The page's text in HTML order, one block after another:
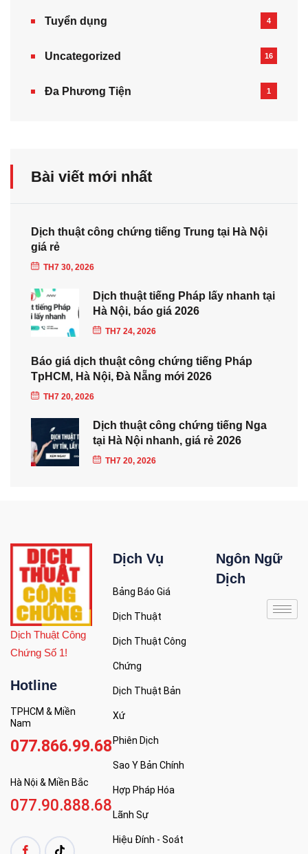
Tuyển dụng 4
Uncategorized 16
Đa Phương Tiện 1
Bài viết mới nhất
Dịch thuật công chứng tiếng Trung tại Hà Nội
giá rẻ
TH7 30, 2026
Dịch thuật tiếng Pháp lấy nhanh tại
Hà Nội, báo giá 2026
TH7 24, 2026
Báo giá dịch thuật công chứng tiếng Pháp
TpHCM, Hà Nội, Đà Nẵng mới 2026
TH7 20, 2026
Dịch thuật công chứng tiếng Nga
tại Hà Nội nhanh, giá rẻ 2026
TH7 20, 2026
Dịch Thuật Công
Chứng Số 1!
Hotline
TPHCM & Miền
Nam
077.866.99.68
Hà Nội & Miền Bắc
077.90.888.68
Dịch Vụ
Bảng Báo Giá
Dịch Thuật
Dịch Thuật Công
Chứng
Dịch Thuật Bản
Xứ
Phiên Dịch
Sao Y Bản Chính
Hợp Pháp Hóa
Lãnh Sự
Hiệu Đính - Soát
Ngôn Ngữ
Dịch